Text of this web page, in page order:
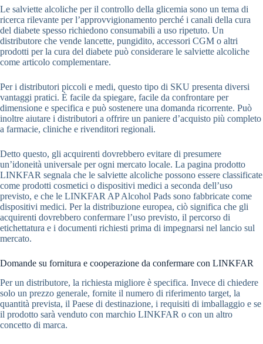
Le salviette alcoliche per il controllo della glicemia sono un tema di
ricerca rilevante per l’approvvigionamento perché i canali della cura
del diabete spesso richiedono consumabili a uso ripetuto. Un
distributore che vende lancette, pungidito, accessori CGM o altri
prodotti per la cura del diabete può considerare le salviette alcoliche
come articolo complementare.
Per i distributori piccoli e medi, questo tipo di SKU presenta diversi
vantaggi pratici. È facile da spiegare, facile da confrontare per
dimensione e specifica e può sostenere una domanda ricorrente. Può
inoltre aiutare i distributori a offrire un paniere d’acquisto più completo
a farmacie, cliniche e rivenditori regionali.
Detto questo, gli acquirenti dovrebbero evitare di presumere
un’idoneità universale per ogni mercato locale. La pagina prodotto
LINKFAR segnala che le salviette alcoliche possono essere classificate
come prodotti cosmetici o dispositivi medici a seconda dell’uso
previsto, e che le LINKFAR AP Alcohol Pads sono fabbricate come
dispositivi medici. Per la distribuzione europea, ciò significa che gli
acquirenti dovrebbero confermare l’uso previsto, il percorso di
etichettatura e i documenti richiesti prima di impegnarsi nel lancio sul
mercato.
Domande su fornitura e cooperazione da confermare con LINKFAR
Per un distributore, la richiesta migliore è specifica. Invece di chiedere
solo un prezzo generale, fornite il numero di riferimento target, la
quantità prevista, il Paese di destinazione, i requisiti di imballaggio e se
il prodotto sarà venduto con marchio LINKFAR o con un altro
concetto di marca.